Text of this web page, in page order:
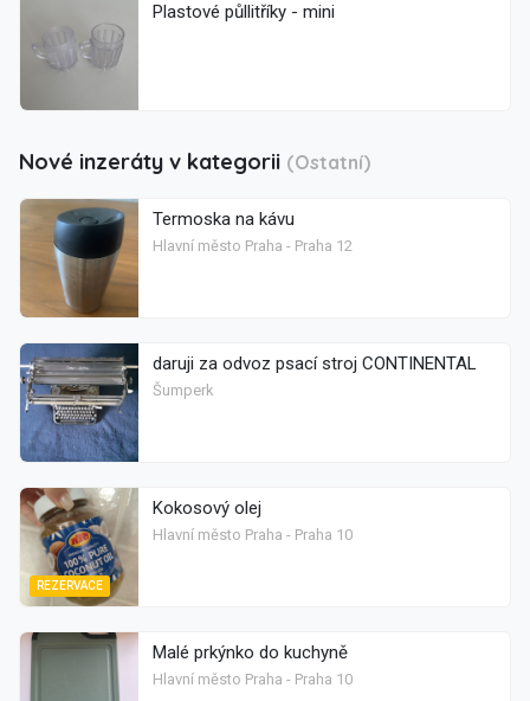
Plastové půllitříky - mini
Nové inzeráty v kategorii (Ostatní)
Termoska na kávu
Hlavní město Praha - Praha 12
daruji za odvoz psací stroj CONTINENTAL
Šumperk
REZERVACE
Kokosový olej
Hlavní město Praha - Praha 10
Malé prkýnko do kuchyně
Hlavní město Praha - Praha 10